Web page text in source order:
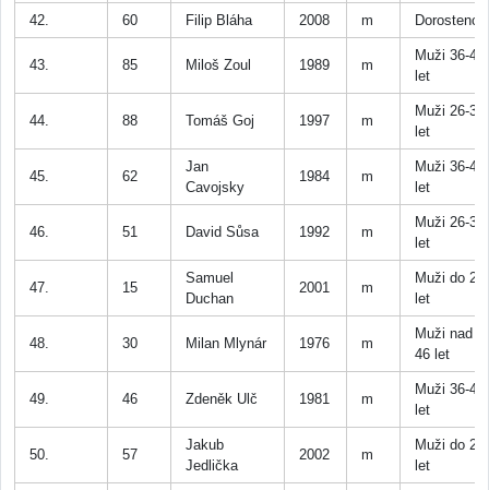
42. 60 Filip Bláha 2008 m Dorostenci
43. 85 Miloš Zoul 1989 m
Muži 36-45
let
44. 88 Tomáš Goj 1997 m
Muži 26-35
let
45. 62
Jan
Cavojsky
1984 m
Muži 36-45
let
46. 51 David Sůsa 1992 m
Muži 26-35
let
47. 15
Samuel
Duchan
2001 m
Muži do 25
let
48. 30 Milan Mlynár 1976 m
Muži nad
46 let
49. 46 Zdeněk Ulč 1981 m
Muži 36-45
let
50. 57
Jakub
Jedlička
2002 m
Muži do 25
let